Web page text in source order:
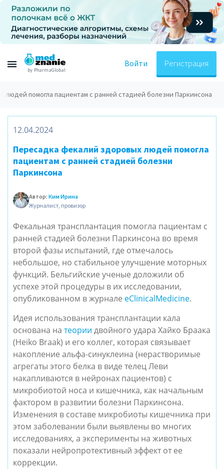
by PharmaGlobal
Войти Регистрация
помогла пациентам с ранней стадией болезни Паркинсона
12.04.2024
Пересадка фекалий здоровых людей помогла
пациентам с ранней стадией болезни
Паркинсона
Автор: Ким Ирина
Журналист, провизор
Фекальная трансплантация помогла пациентам с
ранней стадией болезни Паркинсона во время
второй фазы испытаний, где отмечалось
небольшое, но стабильное улучшение моторных
функций. Бельгийские ученые доложили об
успехе этой процедуры в их исследовании,
опубликованном в журнале eClinicalMedicine.
Идея использования трансплантации кала
основана на теории двойного удара Хайко Браака
(Heiko Braak) и его коллег, которая связывает
накопление альфа-синуклеина (нерастворимые
агрегаты этого белка в виде телец Леви
накапливаются в нейронах пациентов) с
микробиотой носа и кишечника, как начальным
фактором в развитии болезни Паркинсона.
Изменения в составе микробиоты кишечника при
этом заболевании были выявлены во многих
исследованиях, а эксперименты на животных
показали нейропротективный эффект от ее
коррекции.